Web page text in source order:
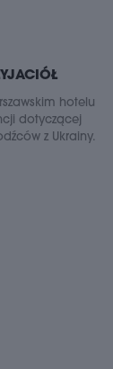
hotelu
dotyczącej
z Ukrainy.